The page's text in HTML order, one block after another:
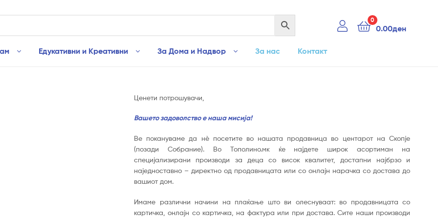
0
0.00ден
Едукативни и Креативни За Дома и Надвор За нас Контакт
Ценети потрошувачи,
Вашето задоволство е наша мисија!
Ве покануваме да нè посетите во нашата продавница во центарот на Скопје
(позади Собрание). Во Тополино.мк ќе најдете широк асортиман на
специјализирани производи за деца со висок квалитет, достапни најбрзо и
наједноставно – директно од продавницата или со онлајн нарачка со достава до
вашиот дом.
Имаме различни начини на плаќање што ви олеснуваат: во продавницата со
картичка, онлајн со картичка, на фактура или при достава. Сите наши производи